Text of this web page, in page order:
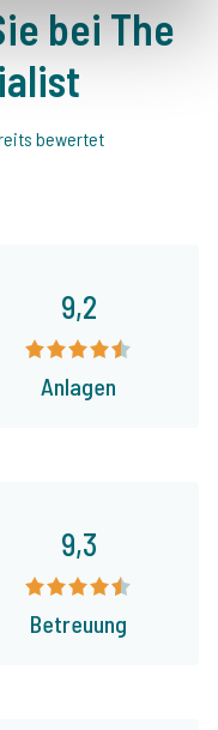
bei The
bewertet
9,2
Anlagen
9,3
Betreuung